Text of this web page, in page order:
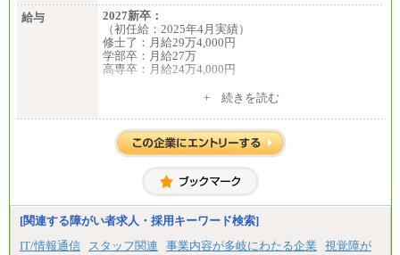
給与
2027新卒：
（初任給：2025年4月実績）
修士了：月給29万4,000円
学部卒：月給27万
高専卒：月給24万4,000円
月給 250,000円～350,000円
想定年収 420万円～600万円
入社時の処遇（基本給・賞与）は経験・スキルを考
経験・スキルによっては、記載額を超える場合もあ
※試用期間中も給与に変更はございません。
+ 続きを読む
[関連する障がい者求人・採用キーワード検索]
IT/情報通信
スタッフ関連 事業内容が多岐にわたる企業
視覚障が